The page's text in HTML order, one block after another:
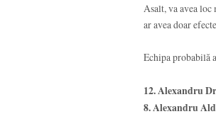
Asalt, va avea
ar avea doar
Echipa probabilă
12. Alexandru
8. Alexandru